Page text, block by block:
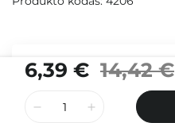
6,39 € 14,42 €